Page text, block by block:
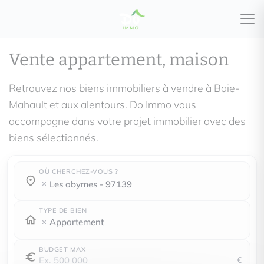
Vente appartement, maison
Retrouvez nos biens immobiliers à vendre à Baie-
Mahault et aux alentours. Do Immo vous
accompagne dans votre projet immobilier avec des
biens sélectionnés.
OÙ CHERCHEZ-VOUS ?
Où cherchez-vous ?
les abymes - 97139
Où cherchez-vous ?
TYPE DE BIEN
Appartement
BUDGET MAX
€